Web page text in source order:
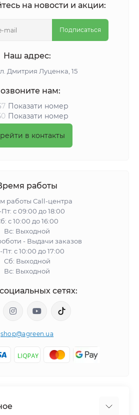
на новости и акции:
Подписаться
Наш адрес:
Дмитрия Луценка, 15
нам:
7 Показати номер
0 Показати номер
в контакты
работы
работы Call-центра
с 09:00 до 18:00
с 10:00 до 16:00
Вс: Выходной
- Выдачи заказов
с 10:00 до 17:00
Сб: Выходной
Вс: Выходной
сетях:
shop@agreen.ua